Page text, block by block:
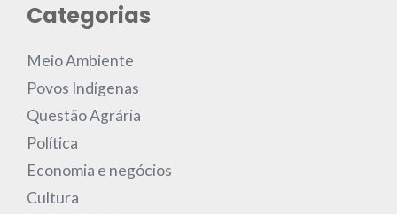
Categorias
Meio Ambiente
Povos Indígenas
Questão Agrária
Política
Economia e negócios
Cultura